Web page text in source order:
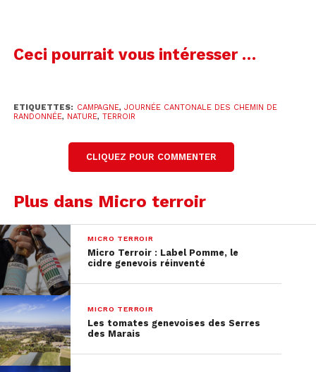
Ceci pourrait vous intéresser …
ETIQUETTES: CAMPAGNE, JOURNÉE CANTONALE DES CHEMIN DE
RANDONNÉE, NATURE, TERROIR
CLIQUEZ POUR COMMENTER
Plus dans Micro terroir
MICRO TERROIR
Micro Terroir : Label Pomme, le
cidre genevois réinventé
MICRO TERROIR
Les tomates genevoises des Serres
des Marais